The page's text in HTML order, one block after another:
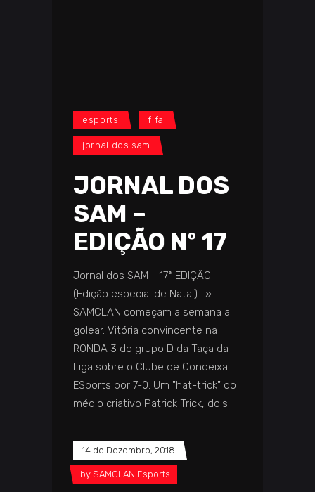
esports fifa
jornal dos sam
JORNAL DOS
SAM –
EDIÇÃO Nº 17
Jornal dos SAM - 17ª EDIÇÃO
(Edição especial de Natal) -»
SAMCLAN começam a semana a
golear. Vitória convincente na
RONDA 3 do grupo D da Taça da
Liga sobre o Clube de Condeixa
ESports por 7-0. Um "hat-trick" do
médio criativo Patrick Trick, dois
14 de Dezembro, 2018
by SAMCLAN Esports